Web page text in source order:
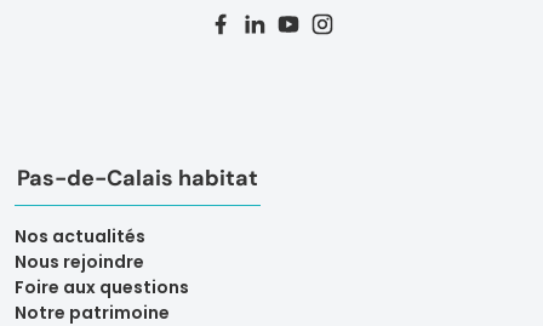
Pas-de-Calais habitat
Nos actualités
Nous rejoindre
Foire aux questions
Notre patrimoine